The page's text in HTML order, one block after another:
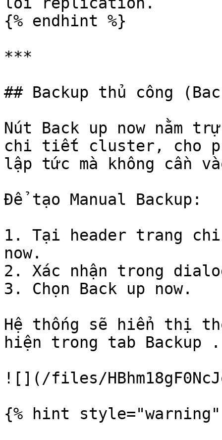
{% endhint %}
***
## Backup thủ công
Nút Back up now nằm
chi tiết cluster, cho
lập tức mà không cần
Để tạo Manual Backup:
1. Tại header trang
now.
2. Xác nhận trong
3. Chọn Back up now.
Hệ thống sẽ hiển thị
hiện trong tab Backup .
![](/files/
{% hint style="warning"